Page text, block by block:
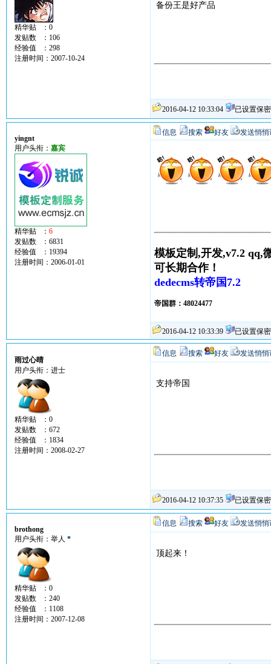
精华贴 ：0
发贴数 ：106
经验值 ：298
注册时间：2007-10-24
备份王是好产品
2016-04-12 10:33:04 已设置保密
yingnt
用户头衔： 嘉宾
精华贴 ： 6
发贴数 ：6831
经验值 ：19394
注册时间：2006-01-01
信息 搜索 好友 发送悄悄
模板定制,开发,v7.2 qq,
可长期合作！
dedecms转帝国7.2
帝国群：48024477
2016-04-12 10:33:39 已设置保密
雨过心晴
用户头衔：进士
精华贴 ：0
发贴数 ：672
经验值 ：1834
注册时间：2008-02-27
信息 搜索 好友 发送悄悄
支持帝国
2016-04-12 10:37:35 已设置保密
brothong
用户头衔：举人 *
精华贴 ：0
发贴数 ：240
经验值 ：1108
注册时间：2007-12-08
信息 搜索 好友 发送悄悄
顶起来！